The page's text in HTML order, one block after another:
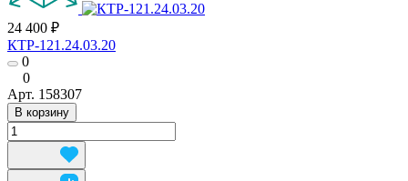
24 400 ₽
КТР-121.24.03.20
0
0
Арт. 158307
В корзину